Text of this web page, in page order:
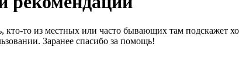
то из местных или часто бывающих там подскажет
Заранее спасибо за помощь!